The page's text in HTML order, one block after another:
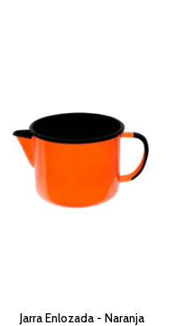
Jarra Enlozada - Naranja